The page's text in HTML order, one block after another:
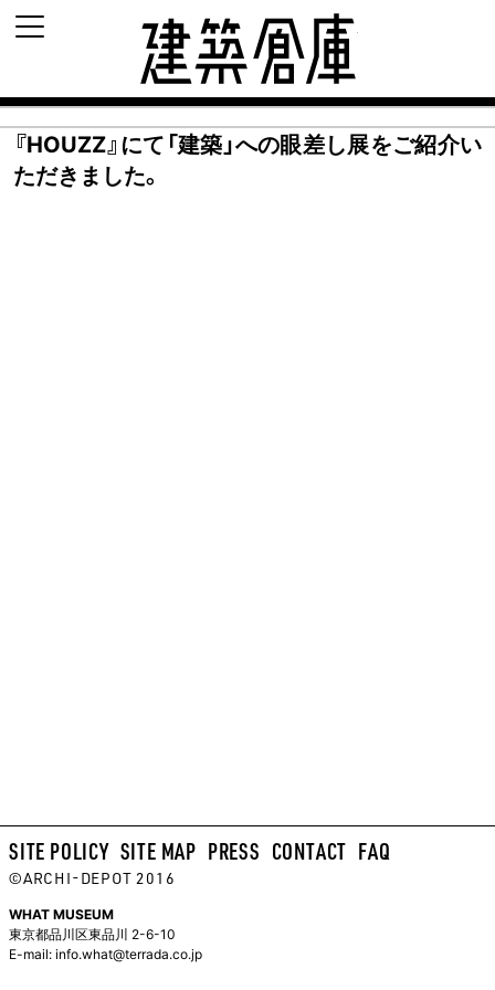
『HOUZZ』にて「建築」への眼差し展をご紹介い
ただきました。
SITE POLICY SITE MAP PRESS CONTACT FAQ
©ARCHI-DEPOT 2016
WHAT MUSEUM
東京都品川区東品川 2-6-10
E-mail:info.what@terrada.co.jp